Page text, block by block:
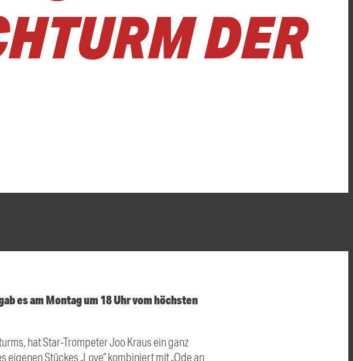
DER
es am Montag um 18 Uhr vom höchsten
hat Star-Trompeter Joo Kraus ein ganz
Stückes „Love“ kombiniert mit „Ode an